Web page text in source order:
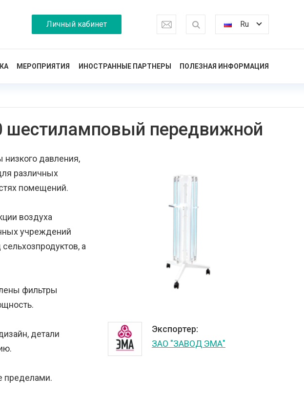
Личный кабинет Ru
МЕРОПРИЯТИЯ ИНОСТРАННЫЕ ПАРТНЕРЫ ПОЛЕЗНАЯ ИНФОРМАЦИЯ
шестиламповый передвижной
Экспортер:
ЗАО "ЗАВОД ЭМА"
давления,
различных
помещений.
воздуха
учреждений
а
фильтры
детали
пределами.